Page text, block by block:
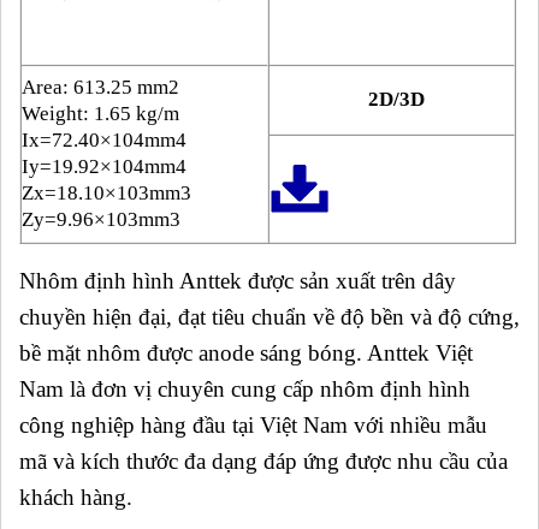
Area: 613.25 mm2
Weight: 1.65 kg/m
Ix=72.40×104mm4
Iy=19.92×104mm4
Zx=18.10×103mm3
Zy=9.96×103mm3
2D/3D
Nhôm định hình Anttek được sản xuất trên dây
chuyền hiện đại, đạt tiêu chuẩn về độ bền và độ cứng,
bề mặt nhôm được anode sáng bóng. Anttek Việt
Nam là đơn vị chuyên cung cấp nhôm định hình
công nghiệp hàng đầu tại Việt Nam với nhiều mẫu
mã và kích thước đa dạng đáp ứng được nhu cầu của
khách hàng.